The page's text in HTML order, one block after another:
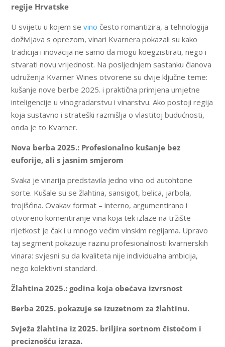
regije Hrvatske
U svijetu u kojem sevino često romantizira, a tehnologija
doživljava s oprezom, vinari Kvarnera pokazali su kako
tradicija i inovacija ne samo da mogu koegzistirati, nego i
stvarati novu vrijednost. Na posljednjem sastanku članova
udruženja Kvarner Wines otvorene su dvije ključne teme:
kušanje nove berbe 2025. i praktična primjena umjetne
inteligencije u vinogradarstvu i vinarstvu. Ako postoji regija
koja sustavno i strateški razmišlja o vlastitoj budućnosti,
onda je to Kvarner.
Nova berba 2025.: Profesionalno kušanje bez
euforije, ali s jasnim smjerom
Svaka je vinarija predstavila jedno vino od autohtone
sorte. Kušale su se žlahtina, sansigot, belica, jarbola,
trojišćina. Ovakav format – interno, argumentirano i
otvoreno komentiranje vina koja tek izlaze na tržište –
rijetkost je čak i u mnogo većim vinskim regijama. Upravo
taj segment pokazuje razinu profesionalnosti kvarnerskih
vinara: svjesni su da kvaliteta nije individualna ambicija,
nego kolektivni standard.
Žlahtina 2025.: godina koja obećava izvrsnost
Berba 2025. pokazuje se izuzetnom za žlahtinu.
Svježa žlahtina iz 2025. briljira sortnom čistoćom i
preciznošću izraza.